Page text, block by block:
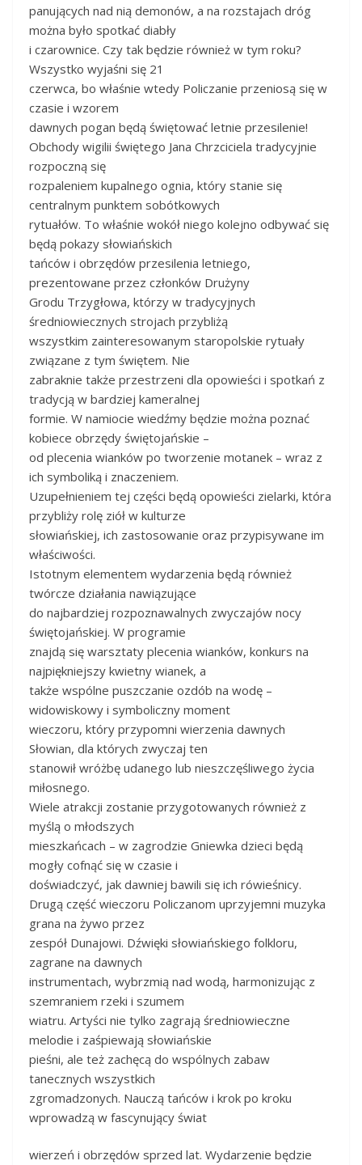
panujących nad nią demonów, a na rozstajach dróg
można było spotkać diabły
i czarownice. Czy tak będzie również w tym roku?
Wszystko wyjaśni się 21
czerwca, bo właśnie wtedy Policzanie przeniosą się w
czasie i wzorem
dawnych pogan będą świętować letnie przesilenie!
Obchody wigilii świętego Jana Chrzciciela tradycyjnie
rozpoczną się
rozpaleniem kupalnego ognia, który stanie się
centralnym punktem sobótkowych
rytuałów. To właśnie wokół niego kolejno odbywać się
będą pokazy słowiańskich
tańców i obrzędów przesilenia letniego,
prezentowane przez członków Drużyny
Grodu Trzygłowa, którzy w tradycyjnych
średniowiecznych strojach przybliżą
wszystkim zainteresowanym staropolskie rytuały
związane z tym świętem. Nie
zabraknie także przestrzeni dla opowieści i spotkań z
tradycją w bardziej kameralnej
formie. W namiocie wiedźmy będzie można poznać
kobiece obrzędy świętojańskie –
od plecenia wianków po tworzenie motanek – wraz z
ich symboliką i znaczeniem.
Uzupełnieniem tej części będą opowieści zielarki, która
przybliży rolę ziół w kulturze
słowiańskiej, ich zastosowanie oraz przypisywane im
właściwości.
Istotnym elementem wydarzenia będą również
twórcze działania nawiązujące
do najbardziej rozpoznawalnych zwyczajów nocy
świętojańskiej. W programie
znajdą się warsztaty plecenia wianków, konkurs na
najpiękniejszy kwietny wianek, a
także wspólne puszczanie ozdób na wodę –
widowiskowy i symboliczny moment
wieczoru, który przypomni wierzenia dawnych
Słowian, dla których zwyczaj ten
stanowił wróżbę udanego lub nieszczęśliwego życia
miłosnego.
Wiele atrakcji zostanie przygotowanych również z
myślą o młodszych
mieszkańcach – w zagrodzie Gniewka dzieci będą
mogły cofnąć się w czasie i
doświadczyć, jak dawniej bawili się ich rówieśnicy.
Drugą część wieczoru Policzanom uprzyjemni muzyka
grana na żywo przez
zespół Dunajowi. Dźwięki słowiańskiego folkloru,
zagrane na dawnych
instrumentach, wybrzmią nad wodą, harmonizując z
szemraniem rzeki i szumem
wiatru. Artyści nie tylko zagrają średniowieczne
melodie i zaśpiewają słowiańskie
pieśni, ale też zachęcą do wspólnych zabaw
tanecznych wszystkich
zgromadzonych. Nauczą tańców i krok po kroku
wprowadzą w fascynujący świat
wierzeń i obrzędów sprzed lat. Wydarzenie będzie